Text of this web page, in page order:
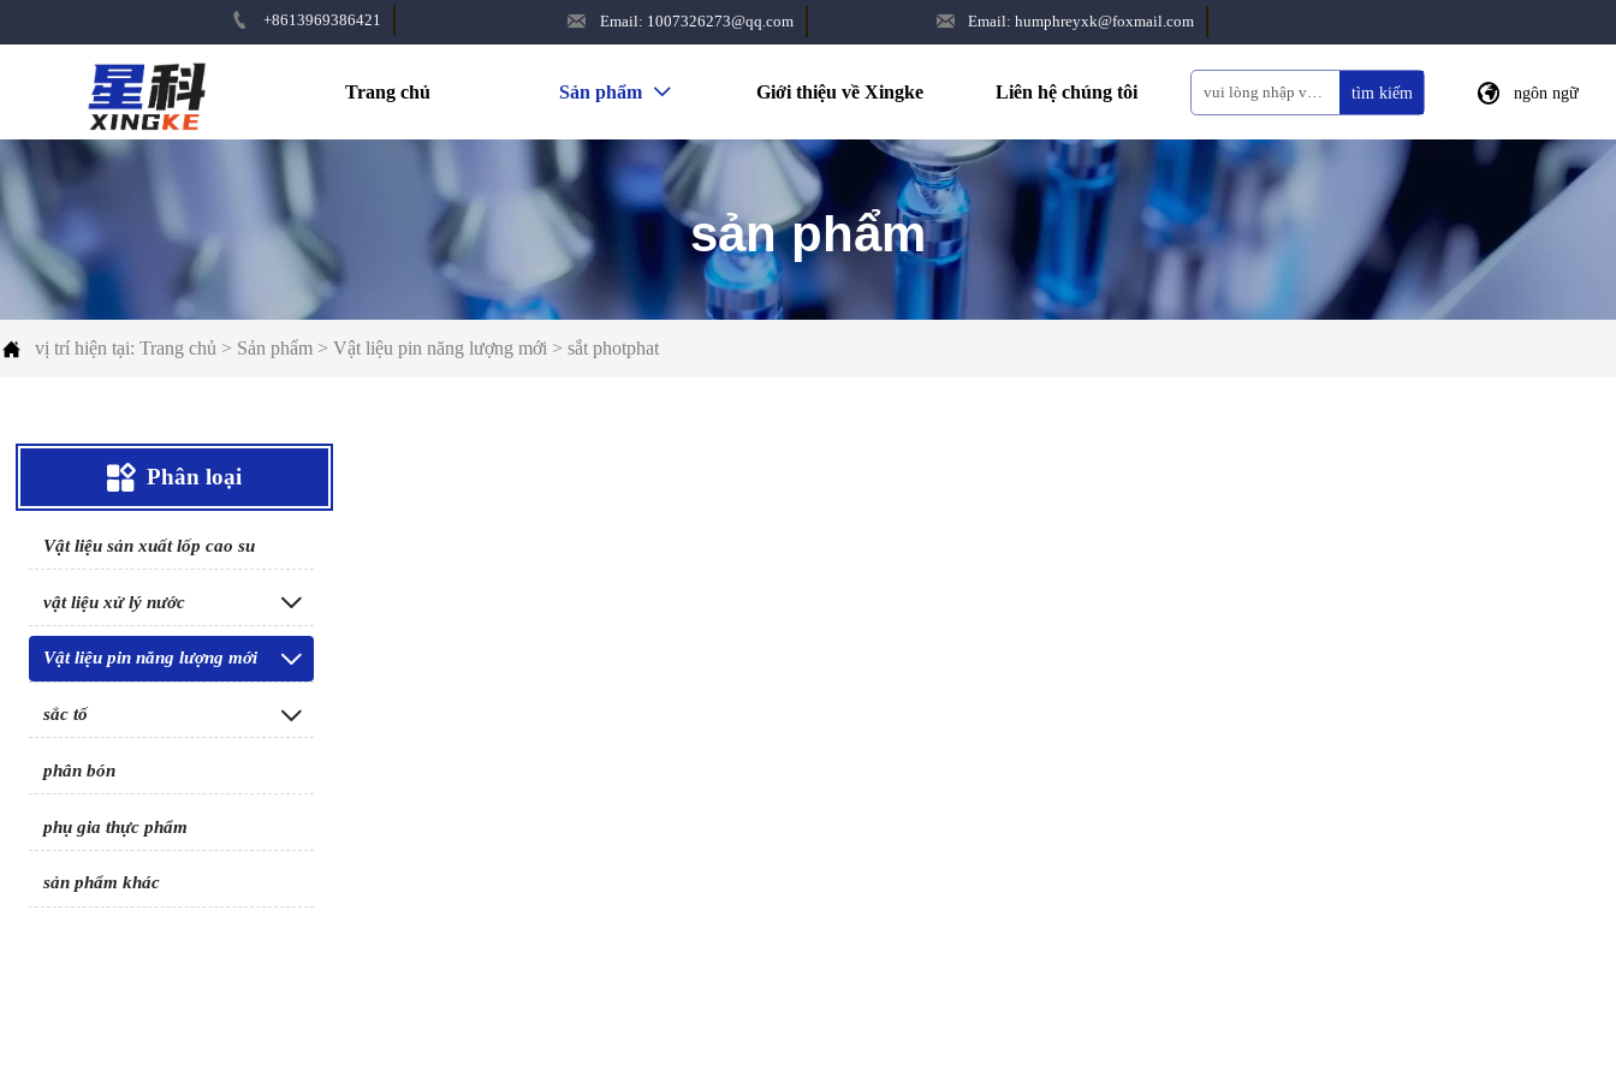
 +8613969386421  Email: 1007326273@qq.com  Email: humphreyxk@foxmail.com
Trang chủ Sản phẩm  Giới thiệu về Xingke Liên hệ chúng tôi tìm kiếm  ngôn ngữ
sản phẩm
 vị trí hiện tại: Trang chủ > Sản phẩm> Vật liệu pin năng lượng mới > sắt photphat
 Phân loại
Vật liệu sản xuất lốp cao su
vật liệu xử lý nước 
Vật liệu pin năng lượng mới 
sắc tố 
phân bón
phụ gia thực phẩm
sản phẩm khác